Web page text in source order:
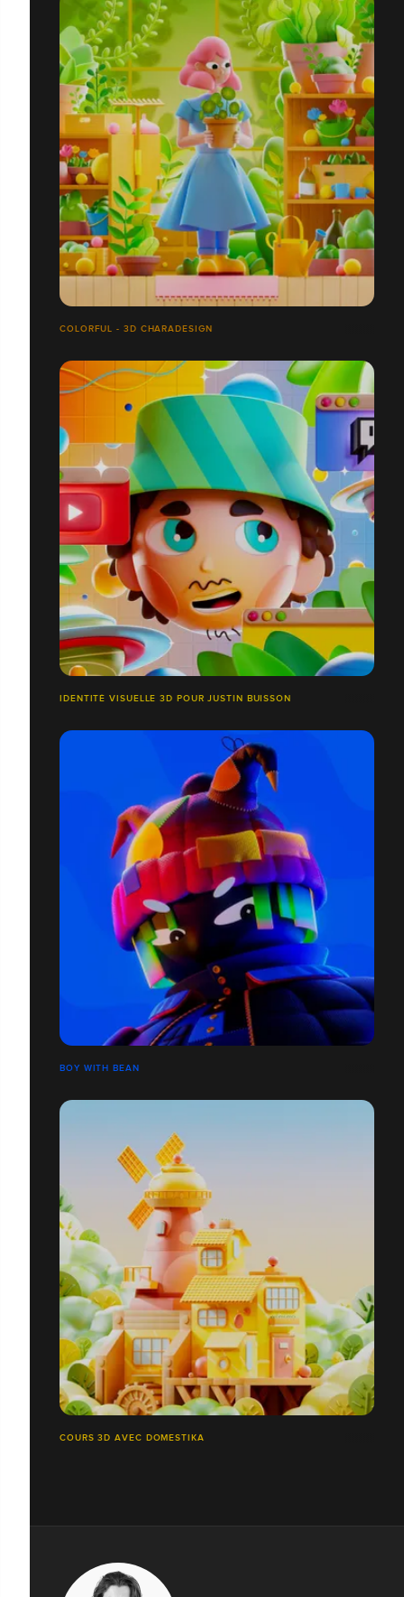
COLORFUL - 3D CHARADESIGN
IDENTITÉ VISUELLE 3D POUR JUSTIN BUISSON
BOY WITH BEAN
COURS 3D AVEC DOMESTIKA